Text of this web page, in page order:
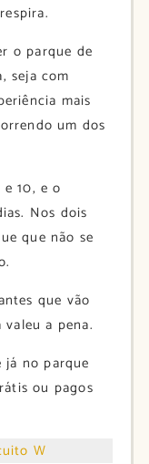
o parque de
seja com
mais
um dos
10, e o
Nos dois
que não se
que vão
a pena.
já no parque
ou pagos
W